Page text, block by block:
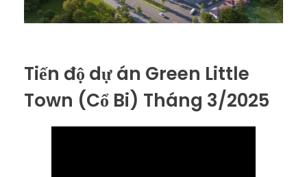
Tiến độ dự án Green Little
Town (Cổ Bi) Tháng 3/2025